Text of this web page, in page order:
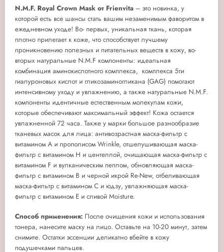
N.M.F. Royal Crown Mask от Frienvita – это новинка, у
которой есть все шансы стать вашим незаменимым фаворитом в
ежедневном уходе! Во- первых, уникальная ткань, которая
плотно прилегает к коже, что способствует лучшему
проникновению полезных и питательных веществ в кожу, во-
вторых натуральные N.M.F компоненты: идеальная
комбинация аминокислотного комплекса, комплекса 5ти
гиалуроновых кислот и гликозаминогликана (GAG) помогают
интенсивному уходу и увлажнению, а также натуральные N.M.F.
компоненты идентичные естественным молекулам кожи,
которые обеспечивают максимальный эффект! Кожа остается
увлажненной 72 часа. Также у марки большое разнообразие
тканевых масок для лица: антивозрастная маска-фильтр с
витамином А и прополисом Wrinkle, отшелушивающая маска-
фильтр с витамином H и центеллой, очищающая маска-фильтр с
витамином F и вулканическим пеплом, обновляющая маска-
фильтр с витамином В и черной икрой Re-New, отбеливающая
маска-фильтр с витамином C и юдзу, увлажняющая маска-
фильтр c витамином Е и сливой Moisture.
Способ применения: После очищения кожи и использования
тонера, нанесите маску на лицо. Оставьте на 10-20 минут, затем
снимите. Остатки эссенции деликатно вбейте в кожу
подушечками пальцев.